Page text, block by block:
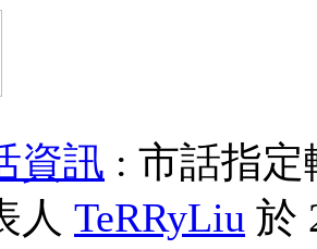
資訊 : 市話指
人 TeRRyLiu 於